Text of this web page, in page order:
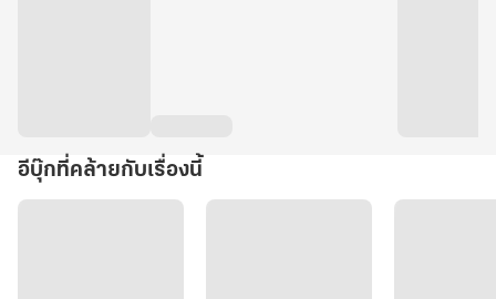
อีบุ๊กที่คล้ายกับเรื่องนี้